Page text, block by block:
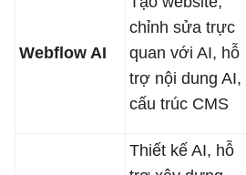
Webflow AI
chỉnh sửa trực
quan với AI, hỗ
trợ nội dung AI,
cấu trúc CMS
Thiết kế AI, hỗ